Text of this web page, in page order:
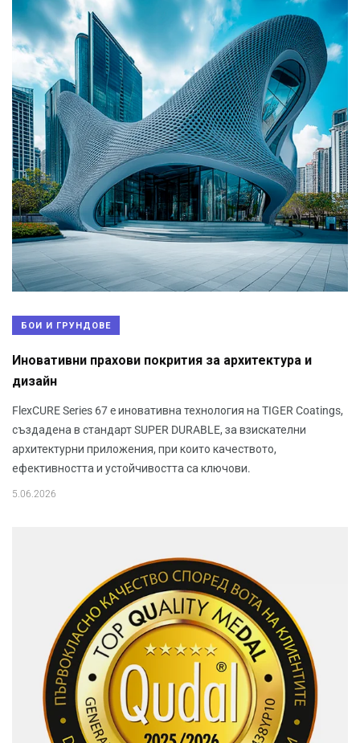
БОИ И ГРУНДОВЕ
Иновативни прахови покрития за архитектура и
дизайн
FlexCURE Series 67 e иновативна технология на TIGER Coatings,
създадена в стандарт SUPER DURABLE, за взискателни
архитектурни приложения, при които качеството,
ефективността и устойчивостта са ключови.
5.06.2026